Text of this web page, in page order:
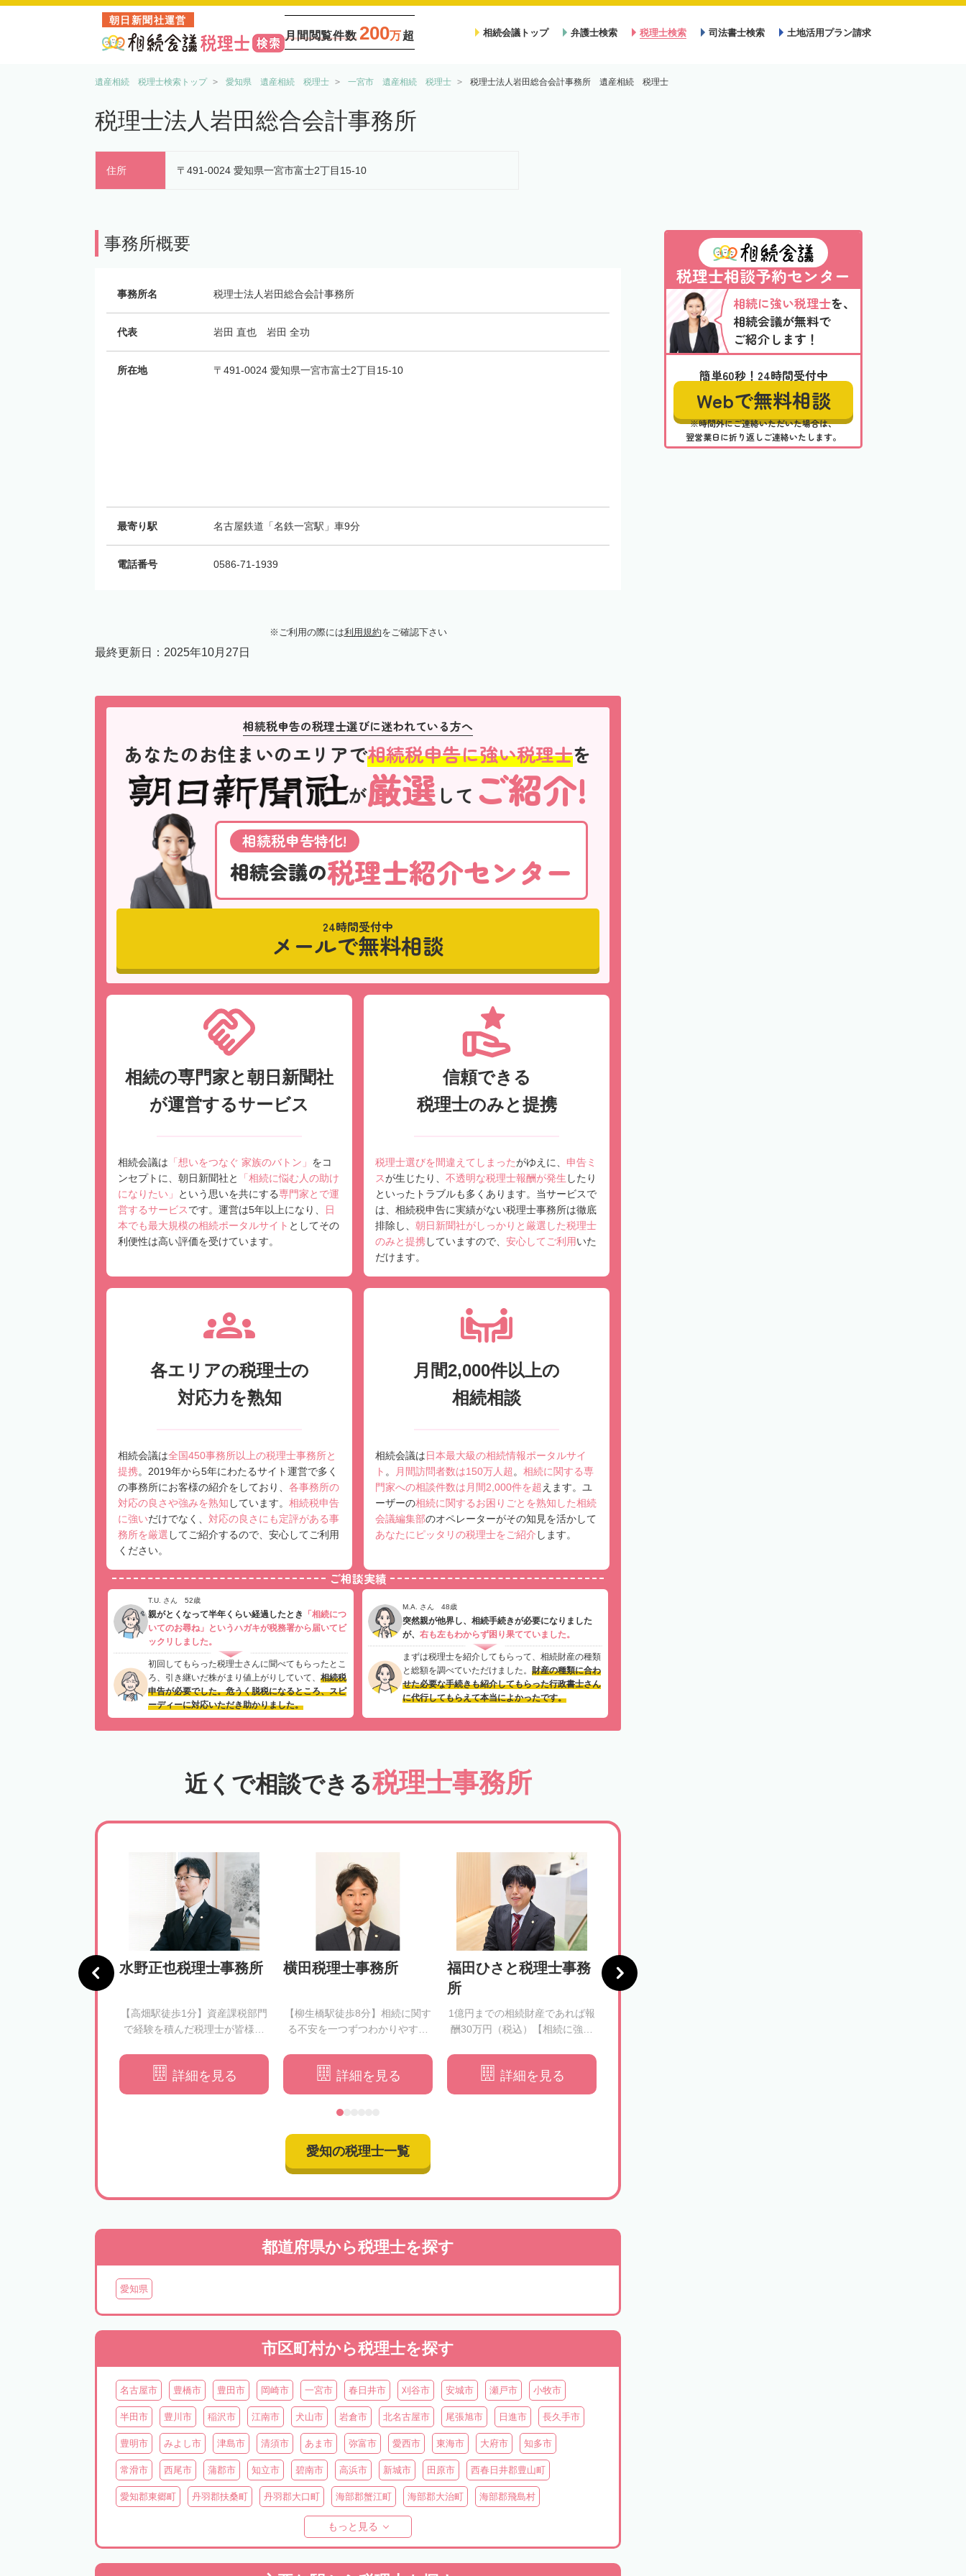
朝日新聞社運営
月間閲覧件数 200万超 相続会議トップ 弁護士検索 税理士検索 司法書士検索 土地活用プラン請求
遺産相続 税理士検索トップ 愛知県 遺産相続 税理士 一宮市 遺産相続 税理士 税理士法人岩田総合会計事務所 遺産相続 税理士
税理士法人岩田総合会計事務所
住所 〒491-0024 愛知県一宮市富士2丁目15-10
事務所概要
事務所名 税理士法人岩田総合会計事務所
代表 岩田 直也 岩田 全功
所在地 〒491-0024 愛知県一宮市富士2丁目15-10
最寄り駅 名古屋鉄道「名鉄一宮駅」車9分
電話番号 0586-71-1939
ご利用の際には利用規約をご確認下さい
最終更新日： 2025年10月27日
相続税申告の税理士選びに迷われている方へ
あなたのお住まいのエリアで相続税申告に強い税理士を
が厳選 して ご紹介!
相続税申告特化!
相続会議の税理士紹介センター
24時間受付中
メールで無料相談
相続の専門家と朝日新聞社
が運営するサービス
相続会議は 「想いをつなぐ 家族のバトン」 をコ
ンセプトに、朝日新聞社と
「相続に悩む人の助け
になりたい」
という思いを共にする専門家とで運
営するサービスです。運営は5年以上になり、
日
本でも最大規模の相続ポータルサイト としてその
利便性は高い評価を受けています。
信頼できる
税理士のみと提携
税理士選びを間違えてしまったがゆえに、 申告ミ
スが生じたり、 不透明な税理士報酬が発生 したり
といったトラブルも多くあります。当サービスで
は、相続税申告に実績がない税理士事務所は徹底
排除し、 朝日新聞社がしっかりと厳選した税理士
のみと提携していますので、 安心してご利用いた
だけます。
各エリアの税理士の
対応力を熟知
相続会議は全国450事務所以上の税理士事務所と
提携。2019年から5年にわたるサイト運営で多く
の事務所にお客様の紹介をしており、 各事務所の
対応の良さや強みを熟知 しています。 相続税申告
に強いだけでなく、 対応の良さにも定評がある事
務所を厳選 してご紹介するので、安心してご利用
ください。
月間2,000件以上の
相続相談
相続会議は日本最大級の相続情報ポータルサイ
ト 。 月間訪問者数は150万人超 。 相続に関する専
門家への相談件数は月間2,000件を超 えます。ユ
ーザーの相続に関するお困りごとを熟知した相続
会議編集部のオペレーターがその知見を活かして
あなたにピッタリの税理士をご紹介 します。
ご相談実績
T.U. さん 52歳
親がとくなって半年くらい経過したとき
「相続につ
いてのお尋ね」というハガキが税務署から届いてビ
ックリしました。
初回してもらった税理士さんに聞べてもらったとこ
ろ、引き継いだ株がまり値上がりしていて、 相続税
申告が必要でした。危うく脱税になるところ、スピ
ーディーに対応いただき助かりました。
M.A. さん 48歳
突然親が他界し、相続手続きが必要になりました
が、 右も左もわからず困り果てていました。
まずは税理士を紹介してもらって、相続財産の種類
と総額を調べていただけました。 財産の種類に合わ
せた必要な手続きも紹介してもらった行政書士さん
に代行してもらえて本当によかったです。
近くで相談できる税理士事務所
人 いぶき 岡
水野正也税理士事務所
【高畑駅徒歩1分】資産課税部門
で経験を積んだ税理士が皆様の
詳細を見る
横田税理士事務所
【柳生橋駅徒歩8分】相続に関す
る不安を一つずつわかりやすく
詳細を見る
福田ひさと税理士事務
所
1億円までの相続財産であれば報
酬30万円（税込）【相続に強い
詳細を見る
神田志保子税理士事務
所
愛知の税理士一覧
都道府県から税理士を探す
愛知県
市区町村から税理士を探す
名古屋市 豊橋市 豊田市 岡崎市 一宮市 春日井市 刈谷市 安城市 瀬戸市 小牧市
半田市 豊川市 稲沢市 江南市 犬山市 岩倉市 北名古屋市 尾張旭市 日進市 長久手市
豊明市 みよし市 津島市 清須市 あま市 弥富市 愛西市 東海市 大府市 知多市
常滑市 西尾市 蒲郡市 知立市 碧南市 高浜市 新城市 田原市 西春日井郡豊山町
愛知郡東郷町 丹羽郡扶桑町 丹羽郡大口町 海部郡蟹江町 海部郡大治町 海部郡飛島村
知多郡美浜町
北設楽郡設楽町 北設楽郡東栄町 北設楽郡豊根村
もっと見る
税理士相談予約センター
相続に強い税理士を、
相続会議が無料で
ご紹介します！
簡単60秒！24時間受付中
Webで無料相談
※時間外にご連絡いただいた場合は、
翌営業日に折り返しご連絡いたします。